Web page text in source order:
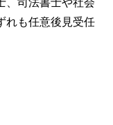
れも任意後見受任